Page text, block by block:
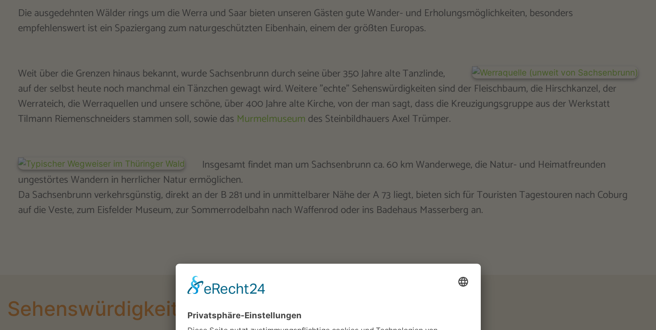
Die ausgedehnten Wälder rings um die Werra und Saar bieten unseren Gästen gute Wander- und Erholungsmöglichkeiten, besonders
empfehlenswert ist ein Spaziergang zum naturgeschützten Eibenhain, einem der größten Europas.
Weit über die Grenzen hinaus bekannt, wurde Sachsenbrunn durch seine über 350 Jahre alte Tanzlinde,
auf der selbst heute noch manchmal ein Tänzchen gewagt wird. Weitere "echte" Sehenswürdigkeiten sind der Fleischbaum, die Hirschkanzel, der
Werrateich, die Werraquellen und unsere schöne, über 400 Jahre alte Kirche, von der man sagt, dass die Kreuzigungsgruppe aus der Werkstatt
Tilmann Riemenschneiders stammen soll, sowie das Murmelmuseum des Steinbildhauers Axel Trümper.
Insgesamt findet man um Sachsenbrunn ca. 60 km Wanderwege, die Natur- und Heimatfreunden
ungestörtes Wandern in herrlicher Natur ermöglichen.
Da Sachsenbrunn verkehrsgünstig, direkt an der B 281 und in unmittelbarer Nähe der A 73 liegt, bieten sich für Touristen Tagestouren nach Coburg
auf die Veste, zum Eisfelder Museum, zur Sommerrodelbahn nach Waffenrod oder ins Badehaus Masserberg an.
Sehenswürdigkeiten